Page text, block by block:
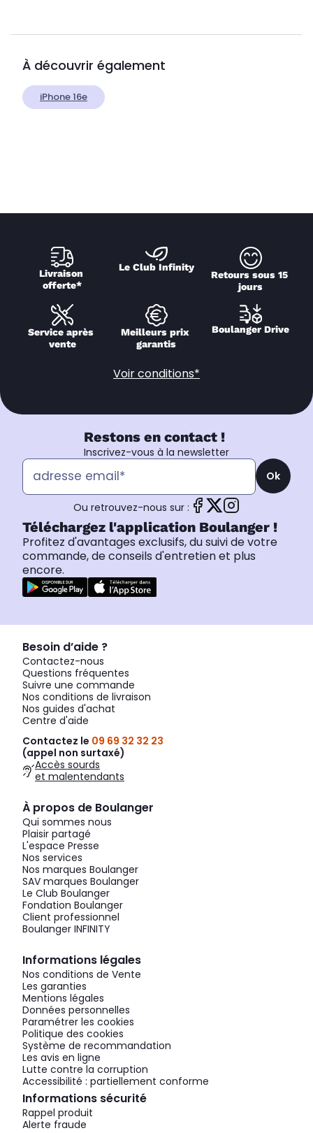
À découvrir également
iPhone 16e
Livraison
offerte*
Le Club Infinity
Retours sous 15
jours
Service après
vente
Meilleurs prix
garantis
Boulanger Drive
Voir conditions*
Restons en contact !
Inscrivez-vous à la newsletter
Ok
Ou retrouvez-nous sur :
Téléchargez l'application Boulanger !
Profitez d'avantages exclusifs, du suivi de votre
commande, de conseils d'entretien et plus
encore.
Besoin d’aide ?
Contactez-nous
Questions fréquentes
Suivre une commande
Nos conditions de livraison
Nos guides d'achat
Centre d'aide
Contactez le 09 69 32 32 23
(appel non surtaxé)
Accès sourds
et malentendants
À propos de Boulanger
Qui sommes nous
Plaisir partagé
L'espace Presse
Nos services
Nos marques Boulanger
SAV marques Boulanger
Le Club Boulanger
Fondation Boulanger
Client professionnel
Boulanger INFINITY
Informations légales
Nos conditions de Vente
Les garanties
Mentions légales
Données personnelles
Paramétrer les cookies
Politique des cookies
Système de recommandation
Les avis en ligne
Lutte contre la corruption
Accessibilité : partiellement conforme
Informations sécurité
Rappel produit
Alerte fraude